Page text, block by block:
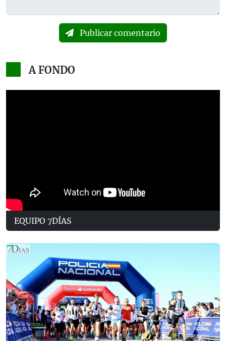
Publicar comentario
A FONDO
EQUIPO 7DÍAS